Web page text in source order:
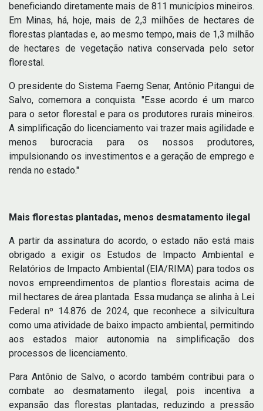
beneficiando diretamente mais de 811 municípios mineiros.
Em Minas, há, hoje, mais de 2,3 milhões de hectares de
florestas plantadas e, ao mesmo tempo, mais de 1,3 milhão
de hectares de vegetação nativa conservada pelo setor
florestal.
O presidente do Sistema Faemg Senar, Antônio Pitangui de
Salvo, comemora a conquista. "Esse acordo é um marco
para o setor florestal e para os produtores rurais mineiros.
A simplificação do licenciamento vai trazer mais agilidade e
menos burocracia para os nossos produtores,
impulsionando os investimentos e a geração de emprego e
renda no estado."
Mais florestas plantadas, menos desmatamento ilegal
A partir da assinatura do acordo, o estado não está mais
obrigado a exigir os Estudos de Impacto Ambiental e
Relatórios de Impacto Ambiental (EIA/RIMA) para todos os
novos empreendimentos de plantios florestais acima de
mil hectares de área plantada. Essa mudança se alinha à Lei
Federal nº 14.876 de 2024, que reconhece a silvicultura
como uma atividade de baixo impacto ambiental, permitindo
aos estados maior autonomia na simplificação dos
processos de licenciamento.
Para Antônio de Salvo, o acordo também contribui para o
combate ao desmatamento ilegal, pois incentiva a
expansão das florestas plantadas, reduzindo a pressão